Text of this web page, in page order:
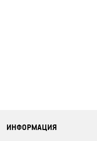
ИНФОРМАЦИЯ